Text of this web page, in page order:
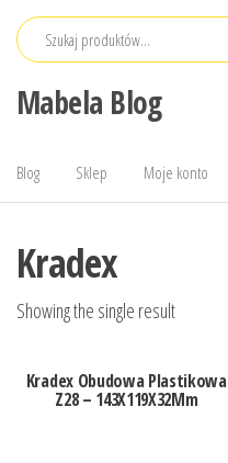
Przejdź
Mabela Blog
Blog Sklep Moje konto
Kradex
Showing the single result
Kradex Obudowa Plastikowa
Z28 – 143X119X32Mm